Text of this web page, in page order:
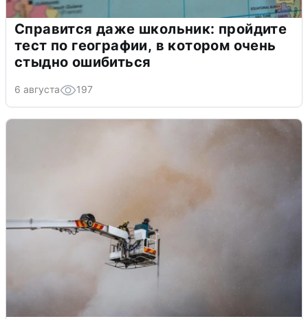
Справится даже школьник: пройдите
тест по географии, в котором очень
стыдно ошибиться
6 августа 197